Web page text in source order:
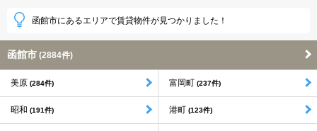
函館市にあるエリアで賃貸物件が見つかりました！
函館市 (2884件)
美原 (284件) 富岡町 (237件)
昭和 (191件) 港町 (123件)